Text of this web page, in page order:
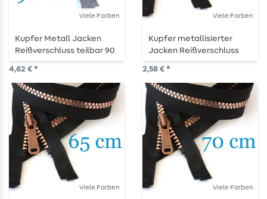
Viele Farben
Kupfer Metall Jacken
Reißverschluss teilbar 90
cm
4,62 € *
Viele Farben
Kupfer metallisierter
Jacken Reißverschluss
teilbar 25 cm
2,58 € *
Viele Farben Viele Farben